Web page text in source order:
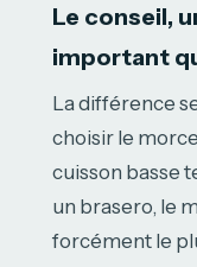
Le conseil,
important
La différence
choisir le
cuisson basse
un brasero, le
forcément le